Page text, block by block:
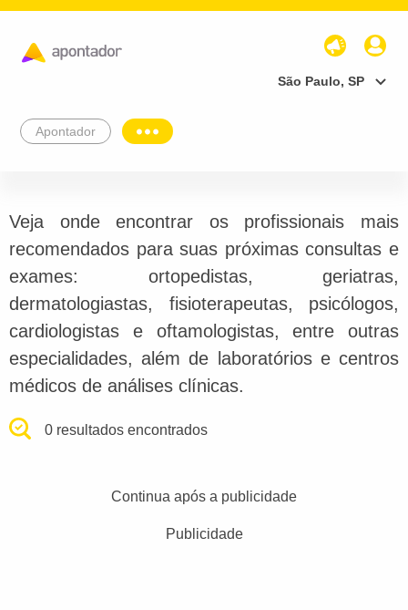
São Paulo, SP
Apontador
Veja onde encontrar os profissionais mais
recomendados para suas próximas consultas e
exames: ortopedistas, geriatras,
dermatologiastas, fisioterapeutas, psicólogos,
cardiologistas e oftamologistas, entre outras
especialidades, além de laboratórios e centros
médicos de análises clínicas.
0 resultados encontrados
Continua após a publicidade
Publicidade